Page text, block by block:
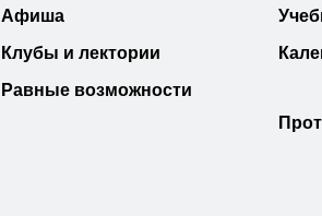
Афиша
Клубы и лектории
Равные возможности